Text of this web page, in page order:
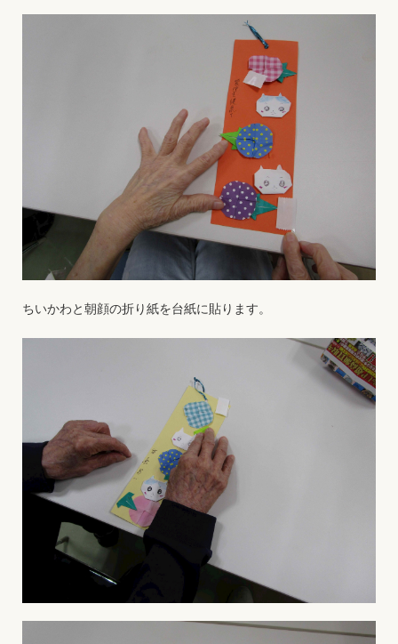
ちいかわと朝顔の折り紙を台紙に貼ります。